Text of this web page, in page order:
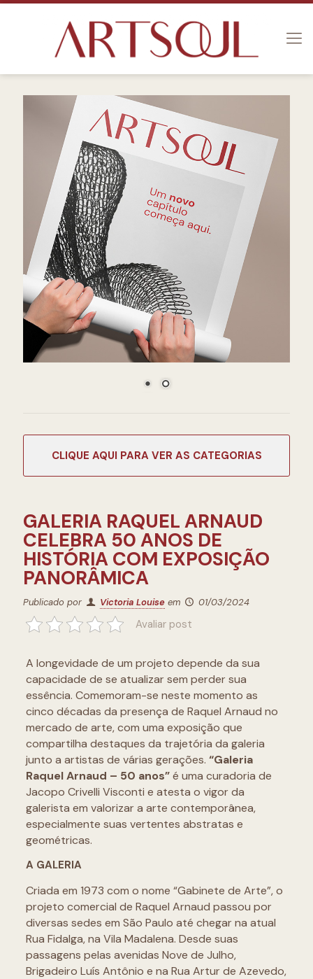
GALERIA RAQUEL ARNAUD
CELEBRA 50 ANOS DE
HISTÓRIA COM EXPOSIÇÃO
PANORÂMICA
Publicado por Victoria Louise em 01/03/2024
Avaliar post
A longevidade de um projeto depende da sua
capacidade de se atualizar sem perder sua
essência. Comemoram-se neste momento as
cinco décadas da presença de Raquel Arnaud no
mercado de arte, com uma exposição que
compartilha destaques da trajetória da galeria
junto a artistas de várias gerações. “Galeria
Raquel Arnaud – 50 anos”é uma curadoria de
Jacopo Crivelli Visconti e atesta o vigor da
galerista em valorizar a arte contemporânea,
especialmente suas vertentes abstratas e
geométricas.
A GALERIA
Criada em 1973 com o nome “Gabinete de Arte”, o
projeto comercial de Raquel Arnaud passou por
diversas sedes em São Paulo até chegar na atual
Rua Fidalga, na Vila Madalena. Desde suas
passagens pelas avenidas Nove de Julho,
Brigadeiro Luís Antônio e na Rua Artur de Azevedo,
CATEGORIAS